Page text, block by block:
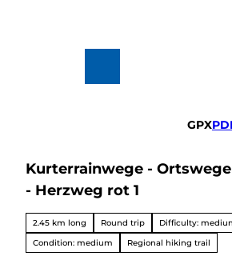
Hiking
All topics
Winterve
rgnügen
GPX
Kurterrainwege -
- Herzweg rot 1
2.45 km long Round trip
Difficulty:
Condition: medium
Regional hiking trail